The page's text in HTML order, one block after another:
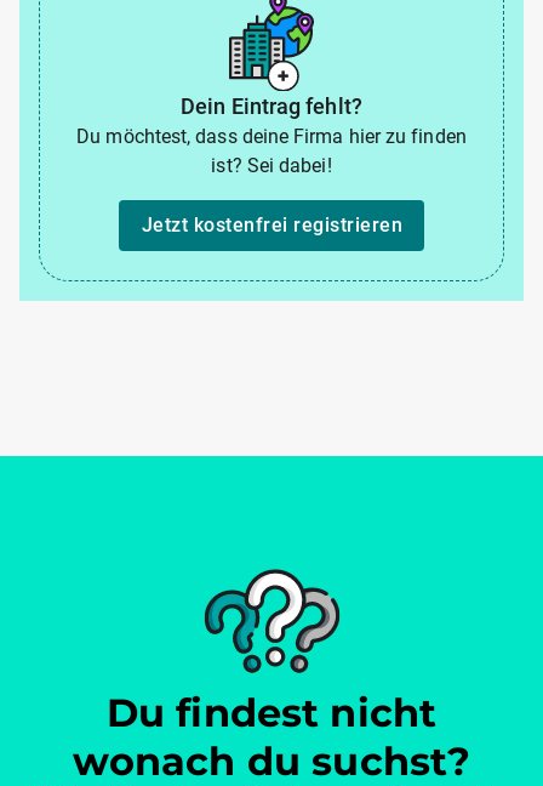
Dein Eintrag fehlt?
Du möchtest, dass deine Firma hier zu finden
ist? Sei dabei!
Jetzt kostenfrei registrieren
Du findest nicht
wonach du suchst?